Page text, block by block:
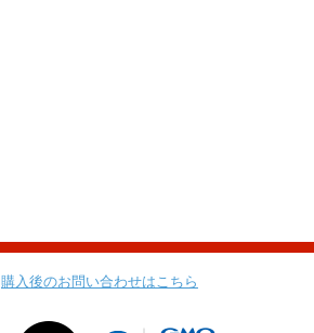
購入後のお問い合わせはこちら